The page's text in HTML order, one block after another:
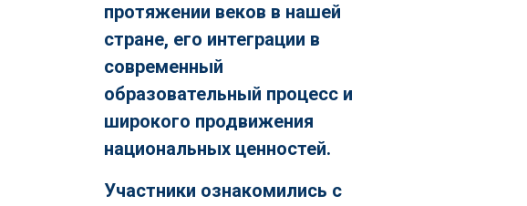
протяжении веков в нашей
стране, его интеграции в
современный
образовательный процесс и
широкого продвижения
национальных ценностей.
Участники ознакомились с